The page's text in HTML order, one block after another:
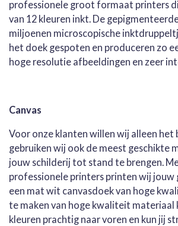
professionele groot formaat printers
van 12 kleuren inkt. De
miljoenen microscopische
het doek gespoten en produceren zo
hoge resolutie afbeeldingen en zeer
Canvas
Voor onze klanten willen wij alleen het
gebruiken wij ook de meest geschikte
jouw schilderij tot stand te brengen.
professionele printers printen wij jouw
een mat wit canvasdoek van hoge
te maken van hoge kwaliteit materiaal
kleuren prachtig naar voren en kun jij